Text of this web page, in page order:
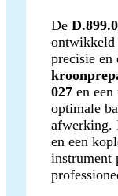
De
ontwikkeld
precisie
027 en een
optimale
afwerking.
en een
instrument